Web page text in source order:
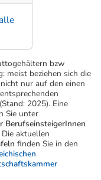
bzw
meist beziehen sich die
nur auf den einen
2025). Eine
Sie unter
BerufseinsteigerInnen
Die aktuellen
finden Sie in den